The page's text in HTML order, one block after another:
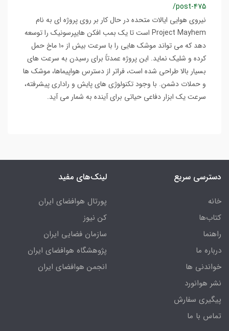
/post-475
نیروی هوایی ایالات متحده در حال کار بر روی پروژه ای به نام
Project Mayhem است تا یک بمب افکن هایپرسونیک را توسعه
دهد که می تواند موشک هایی را با سرعت بیش از ۱۰ ماخ حمل
کرده و شلیک نماید. این پروژه عمدتاً برای رسیدن به سرعت های
بسیار بالا طراحی شده است، فراتر از دسترس هواپیماها، موشک ها
و حملات دشمن. با وجود تکنولوژی های پایش و راداری پیشرفته،
سرعت یک ابزار دفاعی حیاتی برای آینده به شمار می آید.
دسترسی سریع
خانه
کتاب‌ها
راهنما
درباره ما
خواندنی ها
نشر هوانورد
پیگیری سفارش
تماس با ما
لینک‌های مفید
پورتال هوافضای ایران
کن نیوز
سازمان فضایی ایران
پژوهشگاه هوافضای ایران
انجمن هوافضای ایران